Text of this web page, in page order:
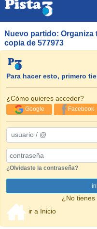
Nuevo partido:
copia de 577973
Para hacer esto, primero
¿Cómo quieres acceder?
Google Facebook
usuario / @
Password
¿Olvidaste la contraseña?
¿No tienes
ir a Inicio